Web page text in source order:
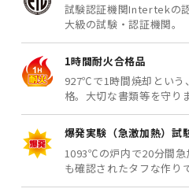
試験認証機関Intertekの
大級の試験・認証機関。
1時間耐火合格品
927℃で1時間焼却という
格。大切な書類等を守りま
爆発実験（急激加熱）試
1093℃の炉内で20分間急
も確認されたタフな作りで